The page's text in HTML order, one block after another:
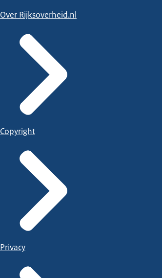
Over Rijksoverheid.nl
Copyright
Privacy